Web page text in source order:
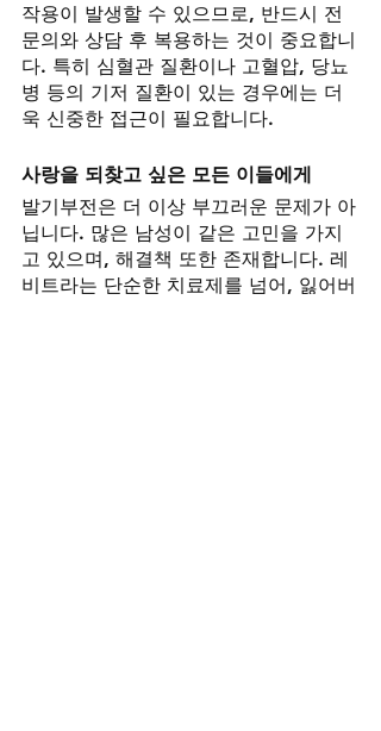
작용이 발생할 수 있으므로, 반드시 전
문의와 상담 후 복용하는 것이 중요합니
다. 특히 심혈관 질환이나 고혈압, 당뇨
병 등의 기저 질환이 있는 경우에는 더
욱 신중한 접근이 필요합니다.
사랑을 되찾고 싶은 모든 이들에게
발기부전은 더 이상 부끄러운 문제가 아
닙니다. 많은 남성이 같은 고민을 가지
고 있으며, 해결책 또한 존재합니다. 레
비트라는 단순한 치료제를 넘어, 잃어버